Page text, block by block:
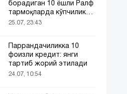
борадиган 10 ёшли Ралф
тармоқларда кўпчиликни
таъсирлантирди
25.07, 23:43
Паррандачиликка 10
фоизли кредит: янги
тартиб жорий этилади
24.07, 10:54